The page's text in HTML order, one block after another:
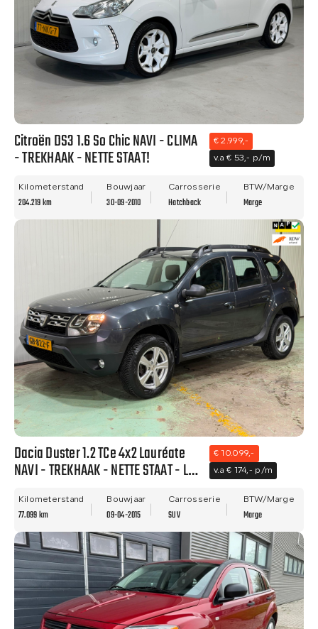
Citroën DS3 1.6 So Chic NAVI - CLIMA
- TREKHAAK - NETTE STAAT!
€ 2.999,-
v.a € 53,- p/m
Kilometerstand
204.219 km
Bouwjaar
30-09-2010
Carrosserie
Hatchback
BTW/Marge
Marge
Dacia Duster 1.2 TCe 4x2 Lauréate
NAVI - TREKHAAK - NETTE STAAT - LM
€ 10.099,-
v.a € 174,- p/m
Kilometerstand
77.099 km
Bouwjaar
09-04-2015
Carrosserie
SUV
BTW/Marge
Marge